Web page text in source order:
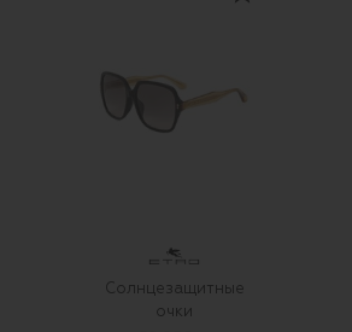
Солнцезащитные
очки